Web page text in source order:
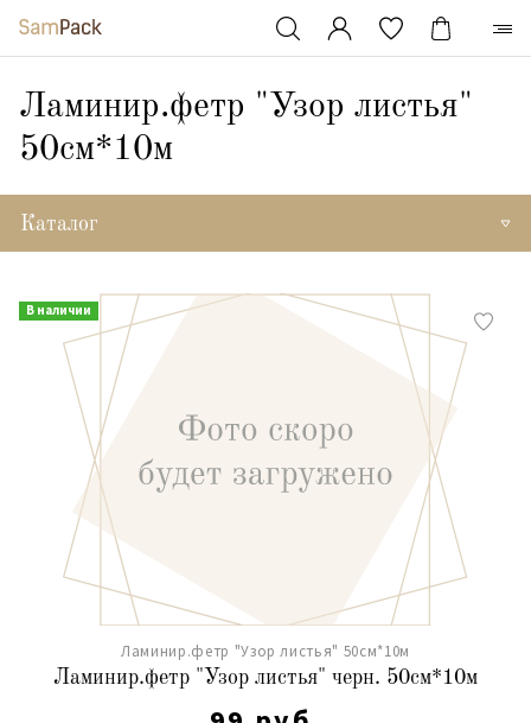
Ламинир.фетр "Узор листья"
50см*10м
Каталог
В наличии
Ламинир.фетр "Узор листья" 50см*10м
Ламинир.фетр "Узор листья" черн. 50см*10м